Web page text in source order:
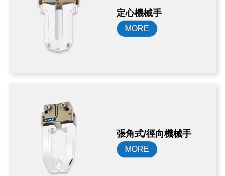
定心機械手
MORE
張角式/徑向機械手
MORE